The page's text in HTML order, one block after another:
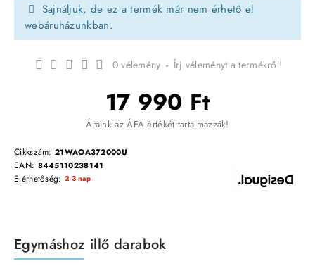
Sajnáljuk, de ez a termék már nem érhető el
webáruházunkban.
0 vélemény - Írj véleményt a termékről!
17 990 Ft
Áraink az ÁFA értékét tartalmazzák!
Cikkszám: 21WAOA372000U
EAN: 8445110238141
Elérhetőség: 2-3 nap
Egymáshoz illő darabok